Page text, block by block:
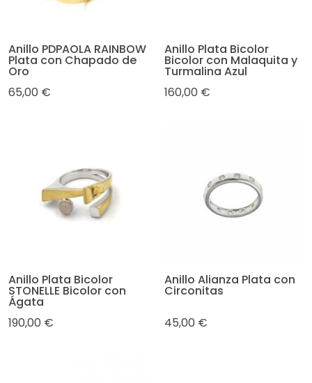
Anillo PDPAOLA RAINBOW
Plata con Chapado de
Oro
65,00 €
Anillo Plata Bicolor
Bicolor con Malaquita y
Turmalina Azul
160,00 €
Anillo Plata Bicolor
STONELLE Bicolor con
Ágata
190,00 €
Anillo Alianza Plata con
Circonitas
45,00 €